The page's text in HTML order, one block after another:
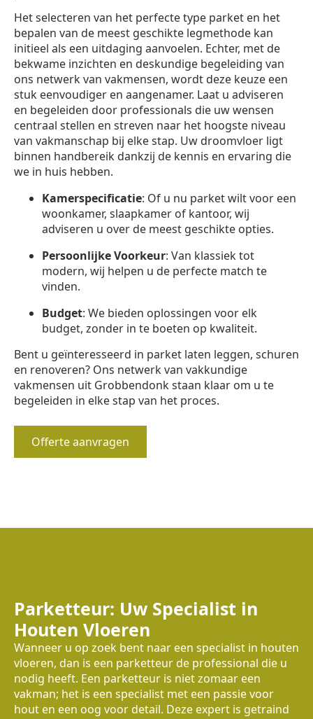
Het selecteren van het perfecte type parket en het
bepalen van de meest geschikte legmethode kan
initieel als een uitdaging aanvoelen. Echter, met de
bekwame inzichten en deskundige begeleiding van
ons netwerk van vakmensen, wordt deze keuze een
stuk eenvoudiger en aangenamer. Laat u adviseren
en begeleiden door professionals die uw wensen
centraal stellen en streven naar het hoogste niveau
van vakmanschap bij elke stap. Uw droomvloer ligt
binnen handbereik dankzij de kennis en ervaring die
we in huis hebben.
Kamerspecificatie: Of u nu parket wilt voor een
woonkamer, slaapkamer of kantoor, wij
adviseren u over de meest geschikte opties.
Persoonlijke Voorkeur: Van klassiek tot
modern, wij helpen u de perfecte match te
vinden.
Budget: We bieden oplossingen voor elk
budget, zonder in te boeten op kwaliteit.
Bent u geïnteresseerd in parket laten leggen, schuren
en renoveren? Ons netwerk van vakkundige
vakmensen uit Grobbendonk staan klaar om u te
begeleiden in elke stap van het proces.
Offerte aanvragen
Parketteur: Uw Specialist in
Houten Vloeren
Wanneer u op zoek bent naar een specialist in houten
vloeren, dan is een parketteur de professional die u
nodig heeft. Een parketteur is niet zomaar een
vakman; het is een specialist met een passie voor
hout en een oog voor detail. Deze expert is getraind